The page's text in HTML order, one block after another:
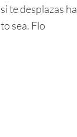
te desplazas
sea. Flo